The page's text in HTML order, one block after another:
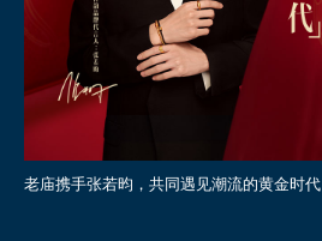
老庙携手张若昀，共同遇见潮流的黄金时代